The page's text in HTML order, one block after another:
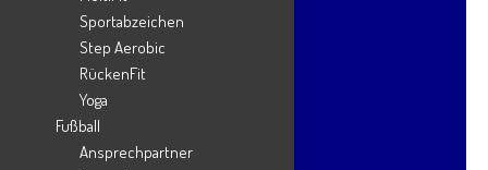
Beweg dich!
Chronik
Events
Sportabzeichen
Step Aerobic
RückenFit
Yoga
Fußball
Ansprechpartner